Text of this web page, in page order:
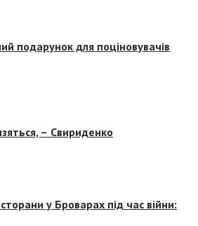
подарунок для поціновувачів
– Свириденко
у Броварах під час війни: